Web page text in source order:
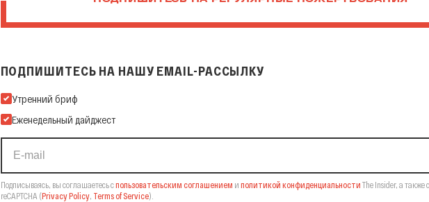
ПОДПИШИТЕСЬ НА НАШУ EMAIL-РАССЫЛКУ
Подпишитесь на нашу Email-рассылку
Утренний бриф
Еженедельный дайджест
Подписываясь, вы соглашаетесь спользовательским соглашением и политикой конфиденциальности The Insider, а также
reCAPTCHA (Privacy Policy, Terms of Service).